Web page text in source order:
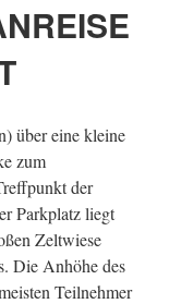
über eine kleine
zum
der
Parkplatz liegt
Zeltwiese
Die Anhöhe des
Teilnehmer